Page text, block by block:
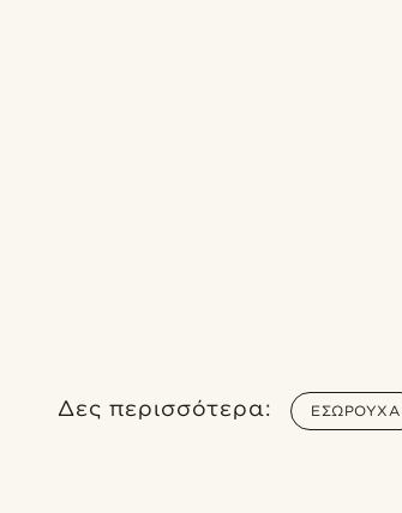
Δες περισσότερα: ΕΣΏΡΟΥΧΑ